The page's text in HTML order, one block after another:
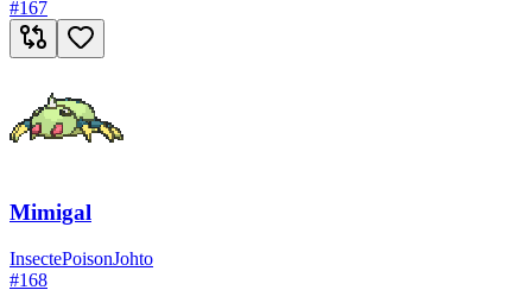
#167
Mimigal
InsectePoisonJohto
#168